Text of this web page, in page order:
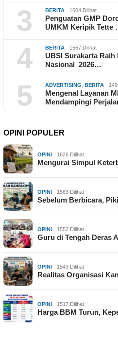
3 BERITA 1604 Dilihat
Penguatan GMP
UMKM Keripik Tette
4 BERITA 1567 Dilihat
UBSI Surakarta
Nasional 2026…
5 ADVERTISING BERITA
Mengenal Layanan
Mendampingi
OPINI POPULER
OPINI 1626 Dilihat
Mengurai Simpul
OPINI 1583 Dilihat
Sebelum Berbicara,
OPINI 1552 Dilihat
Guru di Tengah Deras
OPINI 1543 Dilihat
Realitas Organisasi
OPINI 1517 Dilihat
Harga BBM Turun,